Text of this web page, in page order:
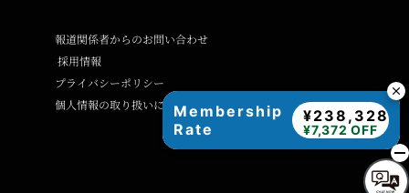
報道関係者からのお問い合わせ
採用情報
プライバシーポリシー
個人情報の取り扱いに関するご案内Membership
Rate
¥238,328
¥7,372 OFF